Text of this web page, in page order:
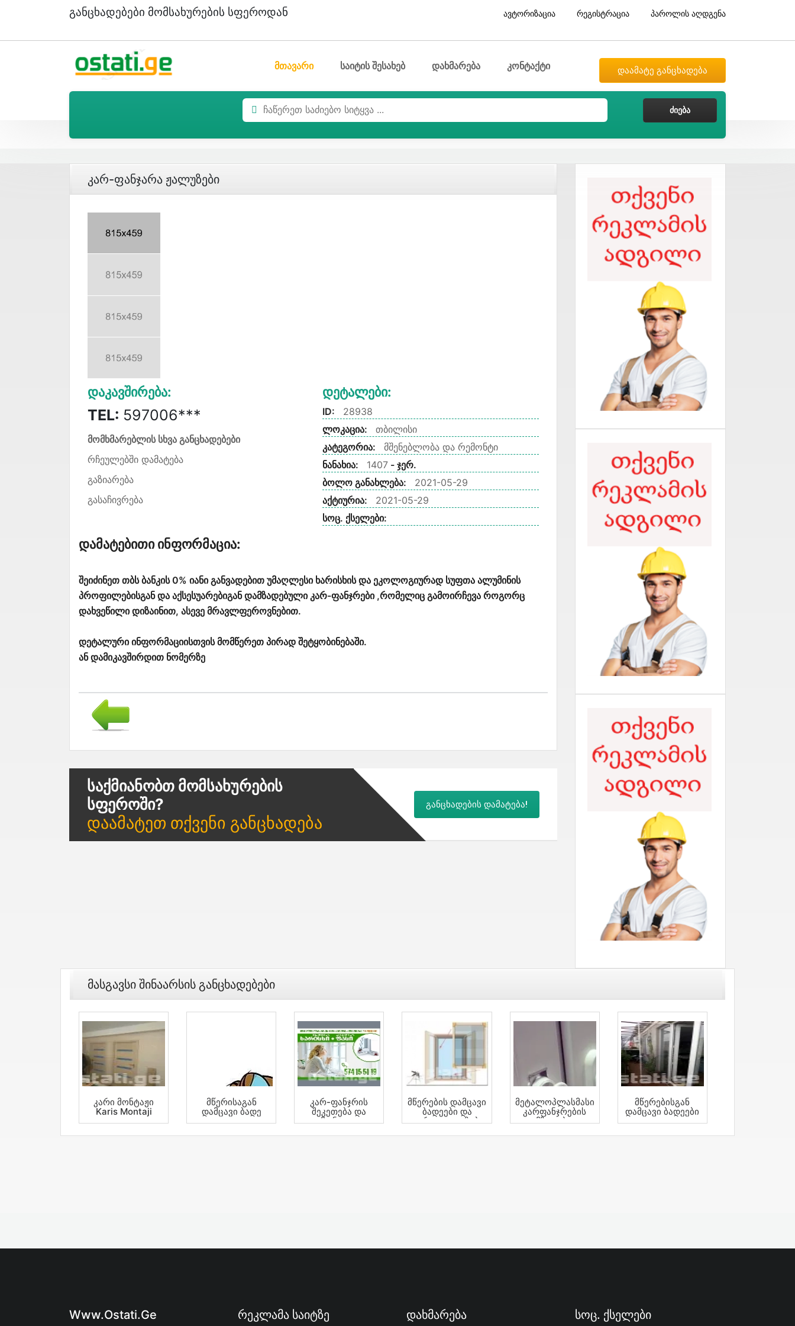
Განცხადებები Მომსახურების Სფეროდან ავტორიზაცია რეგისტრაცია პაროლის აღდგენა
მთავარი საიტის შესახებ დახმარება კონტაქტი დაამატე განცხადება
Კარ-Ფანჯარა Ჟალუზები
Დაკავშირება:
TEL: 597006***
მომხმარებლის სხვა განცხადებები
რჩეულებში დამატება
გაზიარება
გასაჩივრება
Დეტალები:
ID:
28938
ლოკაცია:
თბილისი
კატეგორია:
მშენებლობა და რემონტი
ნანახია:
1407- ჯერ.
ბოლო განახლება:
2021-05-29
აქტიურია:
2021-05-29
სოც. ქსელები:
Დამატებითი Ინფორმაცია:
შეიძინეთ თბს ბანკის 0% იანი განვადებით უმაღლესი ხარისხის და ეკოლოგიურად სუფთა ალუმინის
პროფილებისგან და აქსესუარებიგან დამზადებული კარ-ფანჯრები ,რომელიც გამოირჩევა როგორც
დახვეწილი დიზაინით, ასევე მრავლფეროვნებით.
დეტალური ინფორმაციისთვის მომწერეთ პირად შეტყობინებაში.
ან დამიკავშირდით ნომერზე
Საქმიანობთ Მომსახურების
Სფეროში?
Დაამატეთ Თქვენი Განცხადება
განცხადების დამატება!
Მასგავსი Შინაარსის Განცხადებები
Კარი Მონტაჟი
Karis Montaji
Მწერისაგან
Დამცავი Ბადე
Კარ-Ფანჯრის
Შეკეთება Და
Მონტაჟი
Მწერების Დამცავი
Ბადეები Და
Ფარდაჟალუზები
Მეტალოპლასმასის
Კარფანჯრების
Დამზადება Და
Მწერებისგან
Დამცავი Ბადეები
Www.ostati.ge Რეკლამა Საიტზე Დახმარება Სოც. Ქსელები